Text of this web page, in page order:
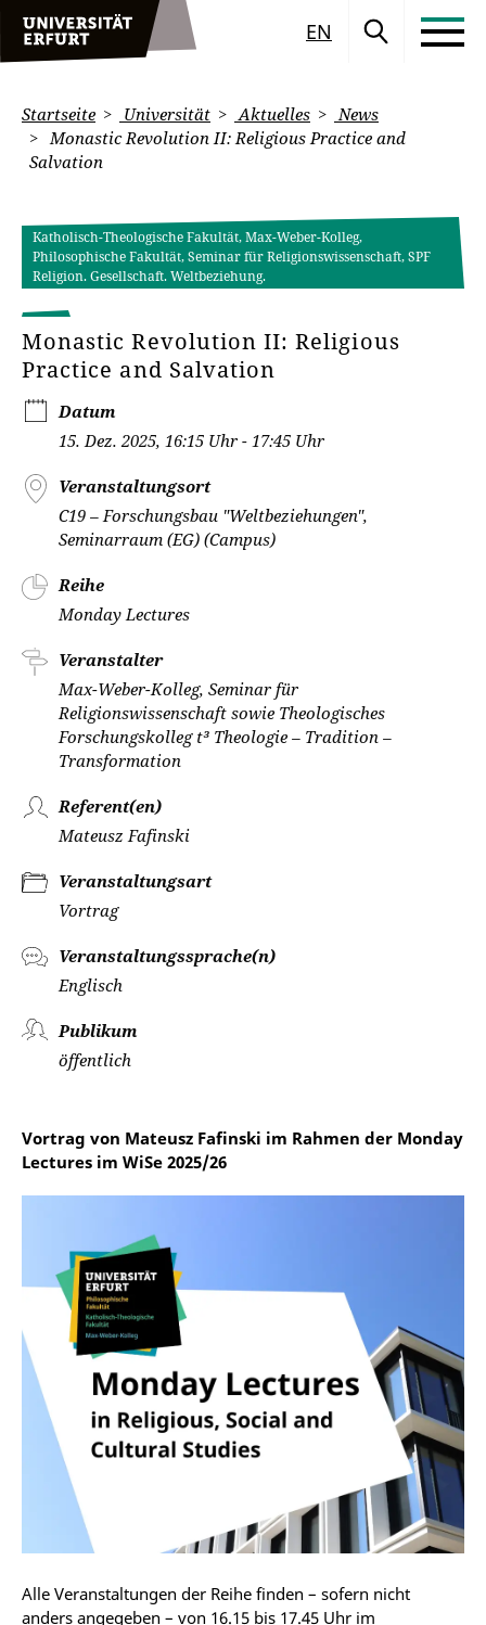
EN
Startseite Universität Aktuelles
News
Monastic Revolution II: Religious Practice and
Salvation
Katholisch-Theologische Fakultät, Max-Weber-Kolleg,
Philosophische Fakultät, Seminar für Religionswissenschaft, SPF
Religion. Gesellschaft. Weltbeziehung.
Monastic Revolution II: Religious
Practice and Salvation
Datum
15. Dez. 2025, 16:15 Uhr - 17:45 Uhr
Veranstaltungsort
C19 – Forschungsbau "Weltbeziehungen",
Seminarraum (EG) (Campus)
Reihe
Monday Lectures
Veranstalter
Max-Weber-Kolleg, Seminar für
Religionswissenschaft sowie Theologisches
Forschungskolleg t³ Theologie – Tradition –
Transformation
Referent(en)
Mateusz Fafinski
Veranstaltungsart
Vortrag
Veranstaltungssprache(n)
Englisch
Publikum
öffentlich
Vortrag von Mateusz Fafinski im Rahmen der Monday
Lectures im WiSe 2025/26
Alle Veranstaltungen der Reihe finden – sofern nicht
anders angegeben – von 16.15 bis 17.45 Uhr im